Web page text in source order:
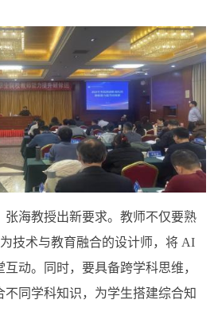
张海教授出新要求。教师不仅要熟
技术与教育融合的设计师，将 AI
动。同时，要具备跨学科思维，
同学科知识，为学生搭建综合知